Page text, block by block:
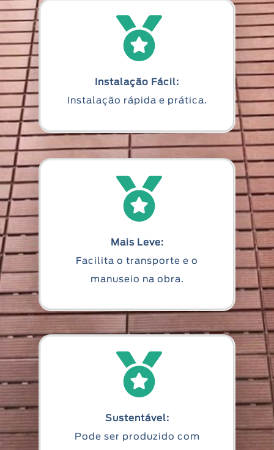
Instalação Fácil:
Instalação rápida e prática.
Mais Leve:
Facilita o transporte e o
manuseio na obra.
Sustentável:
Pode ser produzido com